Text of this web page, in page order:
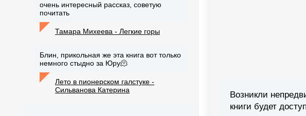
Возникли
книги будет
очень интересный рассказ, советую
почитать
Тамара Михеева - Легкие горы
Блин, прикольная же эта книга вот только
немного стыдно за Юру🫠
Лето в пионерском галстуке -
Сильванова Катерина